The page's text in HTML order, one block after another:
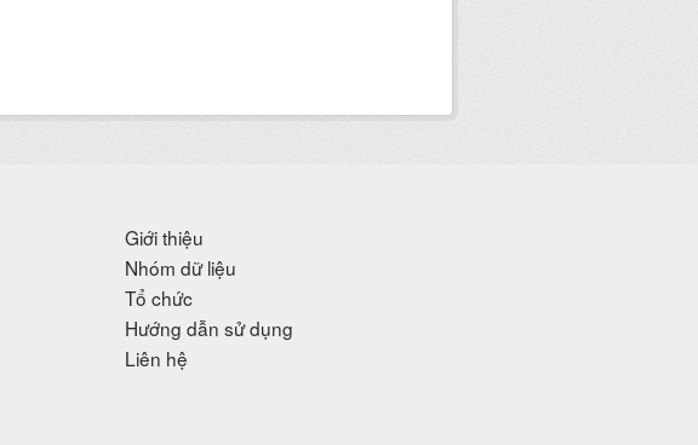
Giới thiệu
Nhóm dữ liệu
Tổ chức
Hướng dẫn sử dụng
Liên hệ